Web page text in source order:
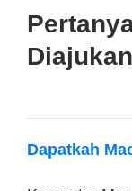
Diajukan
Dapatkah